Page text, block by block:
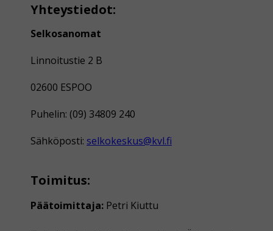
Yhteystiedot:
Selkosanomat
Linnoitustie 2 B
02600 ESPOO
Puhelin: (09) 34809 240
Sähköposti: selkokeskus@kvl.fi
Toimitus:
Päätoimittaja: Petri Kiuttu